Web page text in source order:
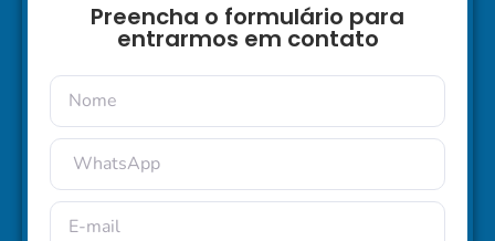
Preencha o formulário para
entrarmos em contato